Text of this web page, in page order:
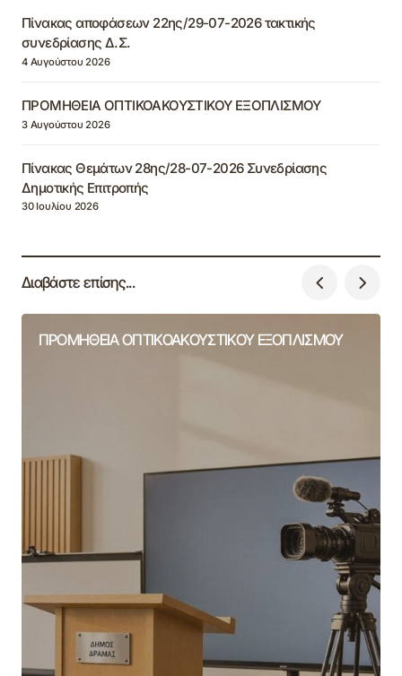
Πίνακας αποφάσεων 22ης/29-07-2026 τακτικής
συνεδρίασης Δ.Σ.
4 Αυγούστου 2026
ΠΡΟΜΗΘΕΙΑ ΟΠΤΙΚΟΑΚΟΥΣΤΙΚΟΥ ΕΞΟΠΛΙΣΜΟΥ
3 Αυγούστου 2026
Πίνακας Θεμάτων 28ης/28-07-2026 Συνεδρίασης
Δημοτικής Επιτροπής
30 Ιουλίου 2026
Διαβάστε επίσης...
ΠΡΟΜΗΘΕΙΑ ΟΠΤΙΚΟΑΚΟΥΣΤΙΚΟΥ ΕΞΟΠΛΙΣΜΟΥ